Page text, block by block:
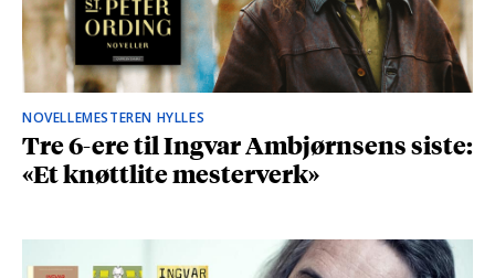
NOVELLEMESTEREN HYLLES
Tre 6-ere til Ingvar Ambjørnsens siste:
«Et knøttlite mesterverk»